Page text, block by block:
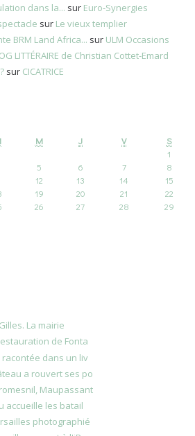
dans la... sur Euro-Synergies
sur Le vieux templier
BRM Land Africa... sur ULM Occasions
LITTÉRAIRE de Christian Cottet-Emard
sur CICATRICE
M J V
S
1
5 6 7
8
12 13 14
15
19 20 21
22
26 27 28
29
La mairie
de Fonta
dans un liv
a rouvert ses po
Maupassant
accueille les batail
photographié